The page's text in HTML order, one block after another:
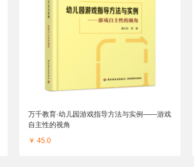
万千教育·幼儿园游戏指导方法与实例——游戏
自主性的视角
￥ 45.0